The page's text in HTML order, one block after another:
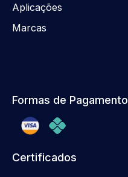
Aplicações
Marcas
Formas de Pagamento
Certificados